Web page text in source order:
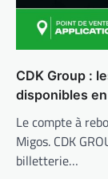
CDK Group :
disponibles
Le compte à
Migos. CDK
billetterie…